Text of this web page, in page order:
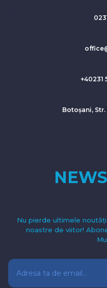
+40231
Botoșani,
Nu pierde ultimele
noastre de viitor!